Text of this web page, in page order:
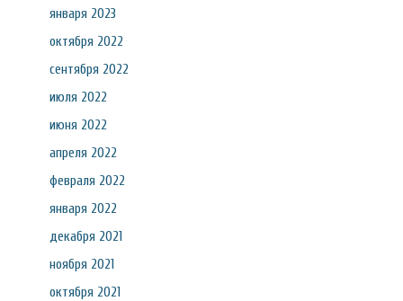
января 2023
октября 2022
сентября 2022
июля 2022
июня 2022
апреля 2022
февраля 2022
января 2022
декабря 2021
ноября 2021
октября 2021